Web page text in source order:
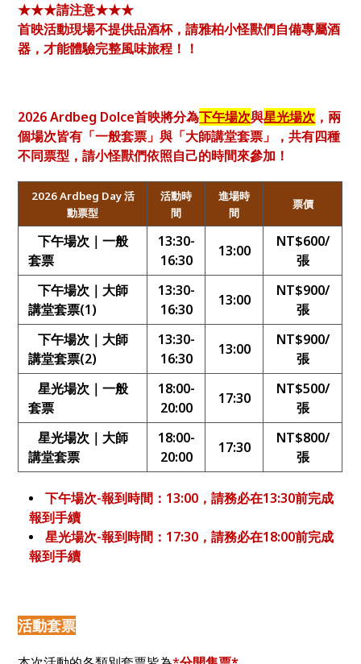
★★★請注意★★★
首映活動現場不提供品酒杯，請雅柏小怪獸們自備專屬酒
器，才能體驗完整風味旅程！！
2026 Ardbeg Dolce首映將分為下午場次與星光場次 ，兩
個場次皆有「一般套票」與「大師講堂套票」，共有四種
不同票型，請小怪獸們依照自己的時間來參加！
2026 Ardbeg Day活
動票型
活動時
間
進場時
間
票價
下午場次｜一般
套票
13:30-
16:30
13:00
NT$600/
張
下午場次｜大師
講堂套票(1)
13:30-
16:30
13:00
NT$900/
張
下午場次｜大師
講堂套票(2)
13:30-
16:30
13:00
NT$900/
張
星光場次｜一般
套票
18:00-
20:00
17:30
NT$500/
張
星光場次｜大師
講堂套票
18:00-
20:00
17:30
NT$800/
張
下午場次-報到時間：13:00，請務必在13:30前完成
報到手續
星光場次-報到時間：17:30，請務必在18:00前完成
報到手續
活動套票